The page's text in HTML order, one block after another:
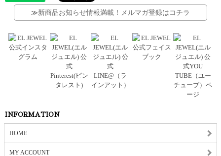
≫新商品お知らせ情報満載！メルマガ登録はコチラ
INFORMATION
HOME
MY ACCOUNT